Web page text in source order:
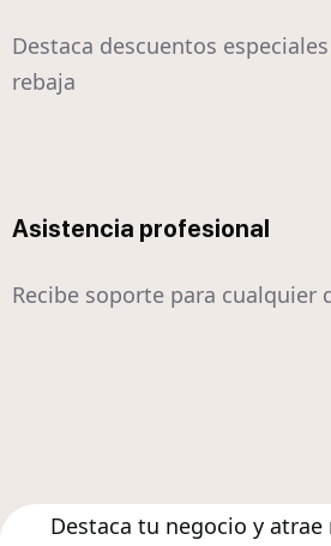
Destaca descuentos
rebaja
Asistencia profesional
Recibe soporte para cualquier
Destaca tu negocio y